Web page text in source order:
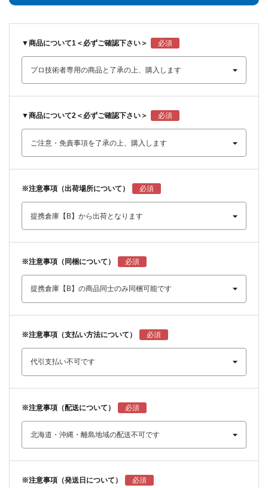
▼商品について1＜必ずご確認下さい＞
▼商品について2＜必ずご確認下さい＞
※注意事項（出荷場所について）
※注意事項（同梱について）
※注意事項（支払い方法について）
※注意事項（配送について）
※注意事項（発送日について）